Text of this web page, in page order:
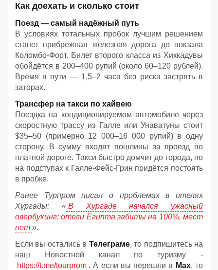
Как доехать и сколько стоит
Поезд — самый надёжный путь
В условиях тотальных пробок лучшим решением
станет прибрежная железная дорога до вокзала
Коломбо-Форт. Билет второго класса из Хиккадувы
обойдётся в 200–400 рупий (около 60–120 рублей).
Время в пути — 1,5–2 часа без риска застрять в
заторах.
Трансфер на такси по хайвею
Поездка на кондиционируемом автомобиле через
скоростную трассу из Галле или Унаватуны стоит
$35–50 (примерно 12 000–16 000 рупий) в одну
сторону. В сумму входят пошлины за проезд по
платной дороге. Такси быстро домчит до города, но
на подступах к Галле-Фейс-Грин придётся постоять
в пробке.
Ранее Турпром писал о проблемах в отелях
Хургады: « В Хургаде начался ужасный
овербукинг: отели Египта забиты на 100%, мест
нет ».
Если вы остались в Телеграме, то подпишитесь на
наш Новостной канал по туризму -
https://t.me/tourprom . А если вы перешли в Мах, то